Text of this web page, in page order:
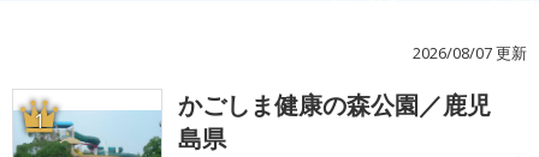
2026/08/07 更新
1
かごしま健康の森公園／鹿児
島県